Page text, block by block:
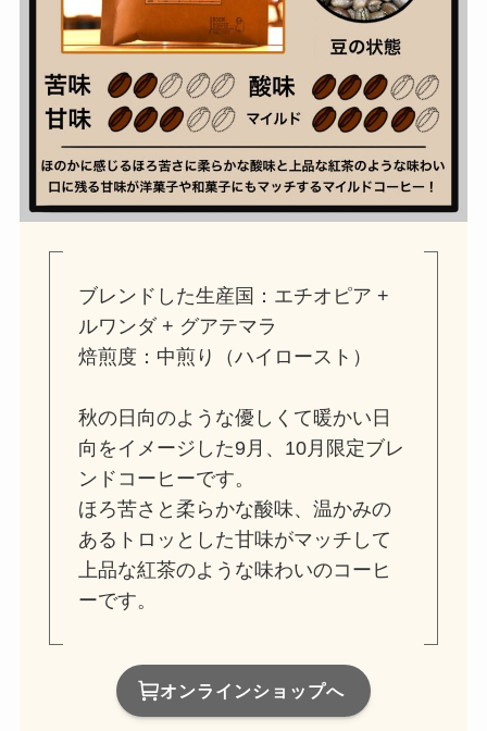
ブレンドした生産国：エチオピア +
ルワンダ + グアテマラ
焙煎度：中煎り（ハイロースト）
秋の日向のような優しくて暖かい日
向をイメージした9月、10月限定ブレ
ンドコーヒーです。
ほろ苦さと柔らかな酸味、温かみの
あるトロッとした甘味がマッチして
上品な紅茶のような味わいのコーヒ
ーです。
オンラインショップへ